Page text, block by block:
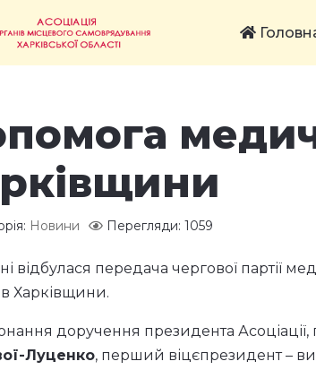
Новини Перегляди: 1059
відбулася передача чергової партії
Харківщини.
доручення президента Асоціації,
Луценко, перший віцєпрезидент –